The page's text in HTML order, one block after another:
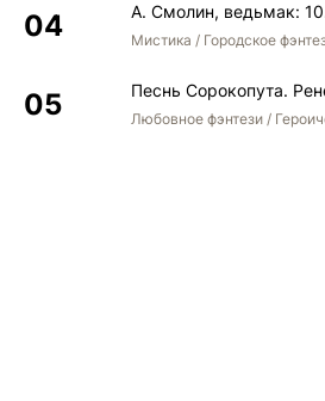
А. Смолин, ведьмак:
Мистика / Городское
Песнь Сорокопута.
Любовное фэнтези /